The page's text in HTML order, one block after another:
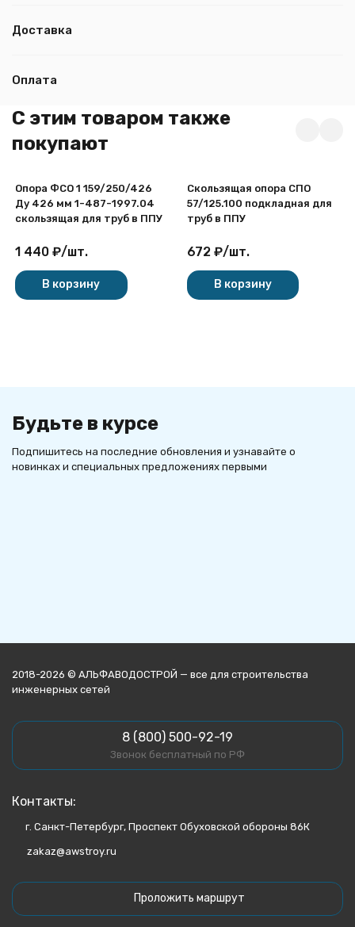
Доставка
Оплата
C этим товаром также
покупают
Опора ФСО 1 159/250/426
Ду 426 мм 1-487-1997.04
скользящая для труб в ППУ
1 440 ₽/шт.
В корзину
Скользящая опора СПО
57/125.100 подкладная для
труб в ППУ
672 ₽/шт.
В корзину
Будьте в курсе
Подпишитесь на последние обновления и узнавайте о
новинках и специальных предложениях первыми
2018-2026 © АЛЬФАВОДОСТРОЙ — все для строительства
инженерных сетей
8 (800) 500-92-19
Звонок бесплатный по РФ
Контакты:
г. Санкт-Петербург, Проспект Обуховской обороны 86К
zakaz@awstroy.ru
Проложить маршрут